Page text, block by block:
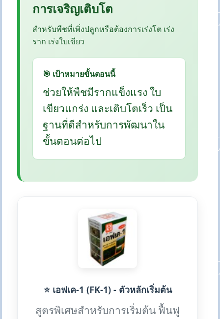
การเจริญเติบโต
สำหรับพืชที่เพิ่งปลูกหรือต้องการเร่งโต เร่ง
ราก เร่งใบเขียว
🎯 เป้าหมายขั้นตอนนี้
ช่วยให้พืชมีรากแข็งแรง ใบ
เขียวแกร่ง และเติบโตเร็ว เป็น
ฐานที่ดีสำหรับการพัฒนาใน
ขั้นตอนต่อไป
⭐ เอฟเค-1 (FK-1) - ตัวหลักเริ่มต้น
สูตรพิเศษสำหรับการเริ่มต้น ฟื้นฟู